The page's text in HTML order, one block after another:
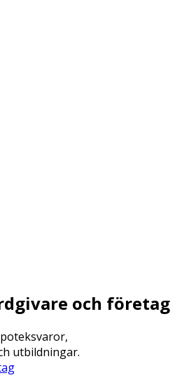
och företag
utbildningar.